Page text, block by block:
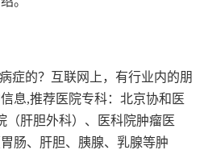
症的？互联网上，有行业内的朋
息,推荐医院专科：北京协和医
（肝胆外科）、医科院肿瘤医
肠、肝胆、胰腺、乳腺等肿